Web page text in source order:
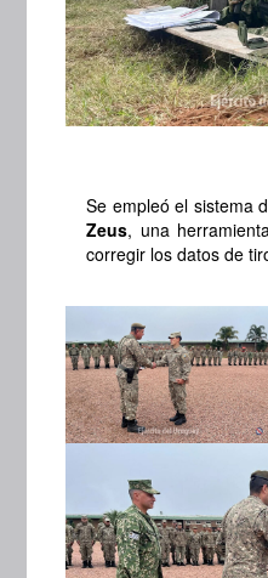
Se empleó el sistema
Zeus, una
corregir los datos de